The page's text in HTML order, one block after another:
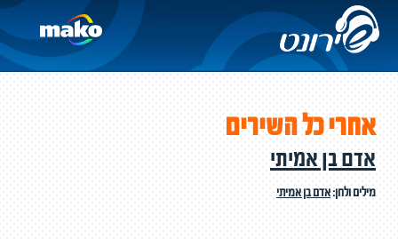
אחרי כל השירים
אדם בן אמיתי
מילים ולחן:אדם בן אמיתי